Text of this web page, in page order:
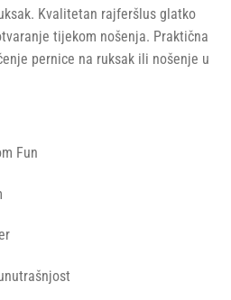
Kvalitetan rajferšlus glatko
tijekom nošenja. Praktična
pernice na ruksak ili nošenje u
Fun